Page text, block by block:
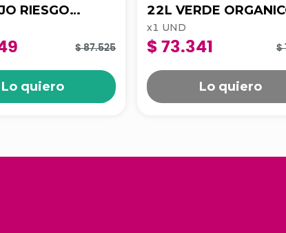
APROV 4-
$ 87.525
Lo quiero
22L VERDE
APROV 4-1050172
x1 UND
$ 73.341 $
Lo quiero